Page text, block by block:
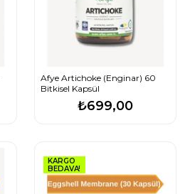
Afye Artichoke (Enginar) 60
Bitkisel Kapsül
₺699,00
KARGO
BEDAVA!